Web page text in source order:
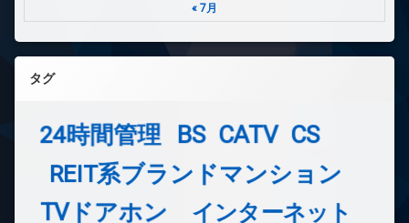
« 7月
タグ
24時間管理 BS CATV CS
REIT系ブランドマンション
TVドアホン インターネット